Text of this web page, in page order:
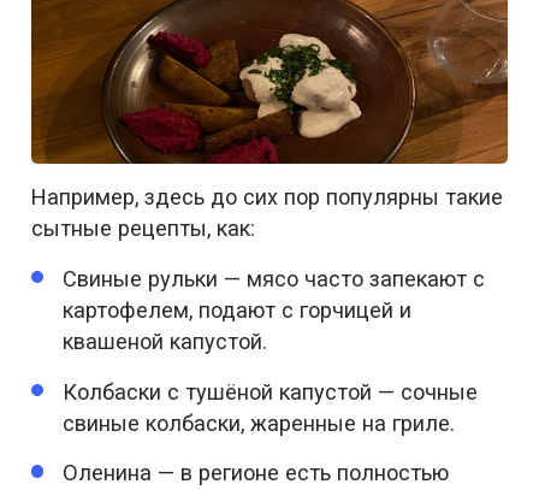
Например, здесь до сих пор популярны такие
сытные рецепты, как:
Свиные рульки — мясо часто запекают с
картофелем, подают с горчицей и
квашеной капустой.
Колбаски с тушёной капустой — сочные
свиные колбаски, жаренные на гриле.
Оленина — в регионе есть полностью